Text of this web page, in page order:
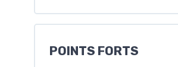
POINTS FORTS